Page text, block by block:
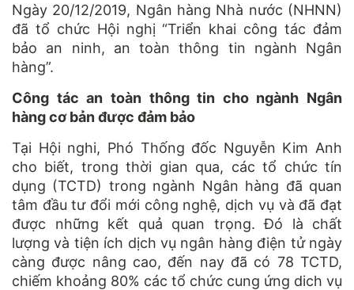
Ngày 20/12/2019, Ngân hàng Nhà nước (NHNN)
đã tổ chức Hội nghị “Triển khai công tác đảm
bảo an ninh, an toàn thông tin ngành Ngân
hàng”.
Công tác an toàn thông tin cho ngành Ngân
hàng cơ bản được đảm bảo
Tại Hội nghi, Phó Thống đốc Nguyễn Kim Anh
cho biết, trong thời gian qua, các tổ chức tín
dụng (TCTD) trong ngành Ngân hàng đã quan
tâm đầu tư đổi mới công nghệ, dịch vụ và đã đạt
được những kết quả quan trọng. Đó là chất
lượng và tiện ích dịch vụ ngân hàng điện tử ngày
càng được nâng cao, đến nay đã có 78 TCTD,
chiếm khoảng 80% các tổ chức cung ứng dich vụ